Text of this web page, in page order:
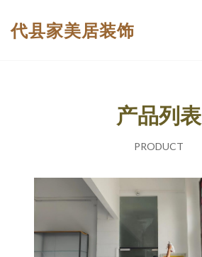
代县家美居装饰
产品列表
PRODUCT